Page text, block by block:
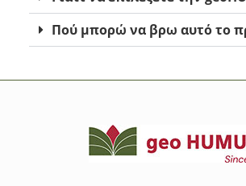
Πού μπορώ να βρω αυτό το